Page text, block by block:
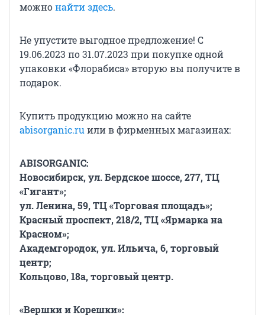
можнонайти здесь.
Не упустите выгодное предложение! С
19.06.2023 по 31.07.2023 при покупке одной
упаковки «Флорабиса» вторую вы получите в
подарок.
Купить продукцию можно на сайте
abisorganic.ru или в фирменных магазинах:
ABISORGANIC:
Новосибирск, ул. Бердское шоссе, 277, ТЦ
«Гигант»;
ул. Ленина, 59, ТЦ «Торговая площадь»;
Красный проспект, 218/2, ТЦ «Ярмарка на
Красном»;
Академгородок, ул. Ильича, 6, торговый
центр;
Кольцово, 18а, торговый центр.
«Вершки и Корешки»: